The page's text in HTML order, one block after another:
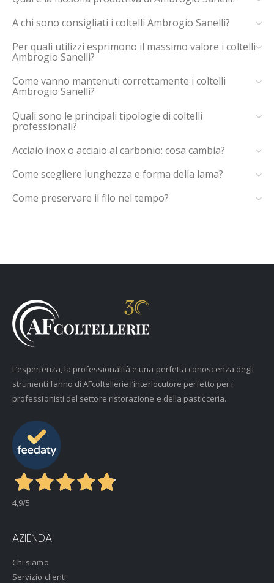
A chi sono consigliati i coltelli Ambrogio Sanelli?
Per quali utilizzi esprimono il massimo valore i coltelli
Ambrogio Sanelli?
Come vanno mantenuti correttamente i coltelli
Ambrogio Sanelli?
Quali sono le principali tipologie di coltelli
professionali?
Acciaio inox o acciaio al carbonio: cosa cambia?
Come scegliere lunghezza e forma della lama?
Come preservare il filo nel tempo?
L’esperienza, la professionalità e una perfetta conoscenza degli
strumenti fanno di AFcoltellerie l’interlocutore perfetto per i
professionisti del settore ristorazione e della pasticceria.
4,9/5
AZIENDA
Chi siamo
Servizio clienti